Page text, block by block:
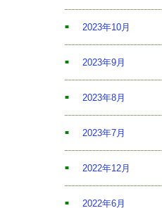
2023年10月
2023年9月
2023年8月
2023年7月
2022年12月
2022年6月